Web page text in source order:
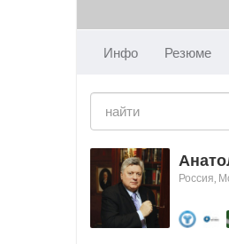
Инфо Резюме
Россия,